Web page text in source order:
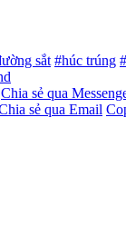
sắt #húc trúng
Chia sẻ qua
sẻ qua Email